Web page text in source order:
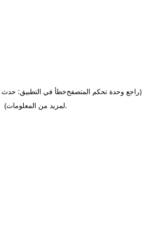
خطأ في التطبيق: حدث(راجع وحدة تحكم المتصفح
لمزيد من المعلومات).